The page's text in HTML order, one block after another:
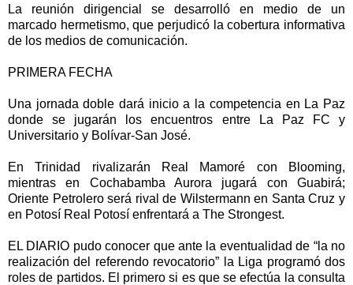
La reunión dirigencial se desarrolló en medio de un
marcado hermetismo, que perjudicó la cobertura informativa
de los medios de comunicación.
PRIMERA FECHA
Una jornada doble dará inicio a la competencia en La Paz
donde se jugarán los encuentros entre La Paz FC y
Universitario y Bolívar-San José.
En Trinidad rivalizarán Real Mamoré con Blooming,
mientras en Cochabamba Aurora jugará con Guabirá;
Oriente Petrolero será rival de Wilstermann en Santa Cruz y
en Potosí Real Potosí enfrentará a The Strongest.
EL DIARIO pudo conocer que ante la eventualidad de “la no
realización del referendo revocatorio” la Liga programó dos
roles de partidos. El primero si es que se efectúa la consulta